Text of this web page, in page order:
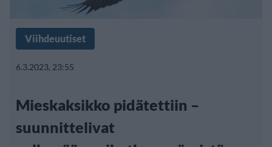
Viihdeuutiset
6.3.2023, 23:55
Mieskaksikko pidätettiin –
suunnittelivat